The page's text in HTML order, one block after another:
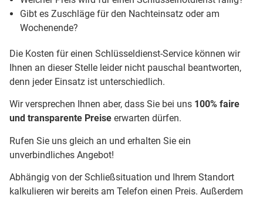
Gibt es Zuschläge für den Nachteinsatz oder am
Wochenende?
Die Kosten für einen Schlüsseldienst-Service können wir
Ihnen an dieser Stelle leider nicht pauschal beantworten,
denn jeder Einsatz ist unterschiedlich.
Wir versprechen Ihnen aber, dass Sie bei uns 100% faire
und transparente Preise erwarten dürfen.
Rufen Sie uns gleich an und erhalten Sie ein
unverbindliches Angebot!
Abhängig von der Schließsituation und Ihrem Standort
kalkulieren wir bereits am Telefon einen Preis. Außerdem